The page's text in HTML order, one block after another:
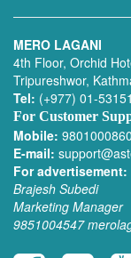
MERO LAGANI
4th Floor, Orchid
Tripureshwor,
Tel: (+977) 01-
For Customer
Mobile: 9801000860
E-mail:
For advertisement:
Brajesh Subedi
Marketing Manager
9851004547